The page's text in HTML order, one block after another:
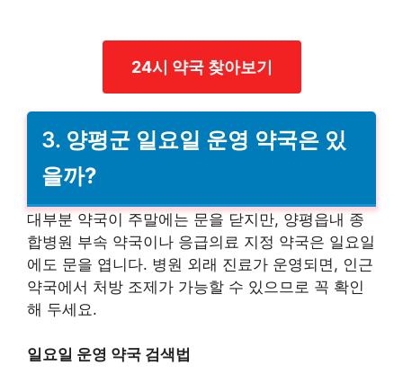
24시 약국 찾아보기
3. 양평군 일요일 운영 약국은 있
을까?
대부분 약국이 주말에는 문을 닫지만, 양평읍내 종
합병원 부속 약국이나 응급의료 지정 약국은 일요일
에도 문을 엽니다. 병원 외래 진료가 운영되면, 인근
약국에서 처방 조제가 가능할 수 있으므로 꼭 확인
해 두세요.
일요일 운영 약국 검색법